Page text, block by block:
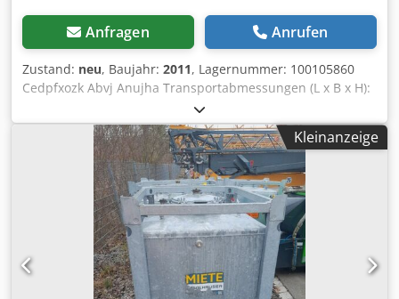
Anfragen Anrufen
Zustand: neu, Baujahr: 2011, Lagernummer: 100105860
Cedpfxozk Abvj Anujha Transportabmessungen (L x B x H):
Kleinanzeige